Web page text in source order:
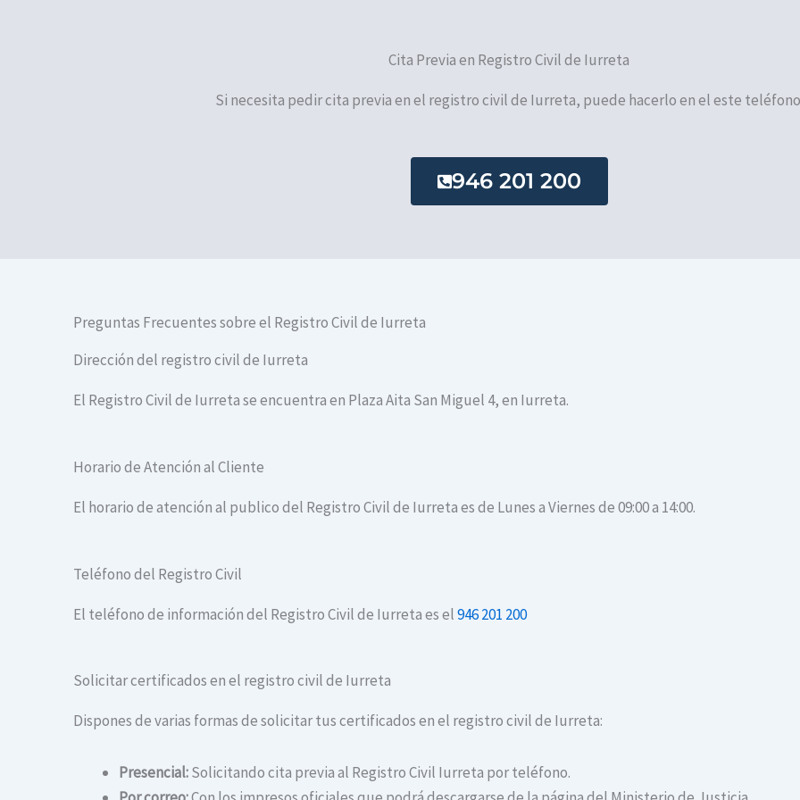
Cita Previa en Registro Civil de Iurreta
Si necesita pedir cita previa en el registro civil de Iurreta, puede hacerlo en el este
946 201 200
Preguntas Frecuentes sobre el Registro Civil de Iurreta
Dirección del registro civil de Iurreta
El Registro Civil de Iurreta se encuentra en Plaza Aita San Miguel 4, en Iurreta.
Horario de Atención al Cliente
El horario de atención al publico del Registro Civil de Iurreta es de Lunes a Viernes de 09:00 a 14:00.
Teléfono del Registro Civil
El teléfono de información del Registro Civil de Iurreta es el946 201 200
Solicitar certificados en el registro civil de Iurreta
Dispones de varias formas de solicitar tus certificados en el registro civil de Iurreta:
Presencial:Solicitando cita previa al Registro Civil Iurreta por teléfono.